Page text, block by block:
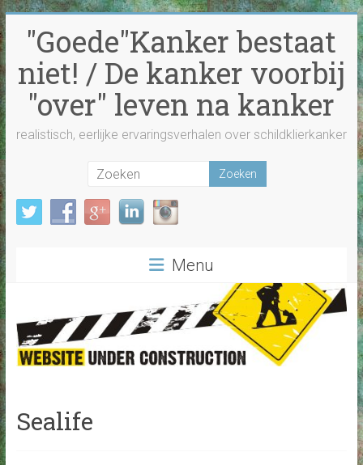
Ga
naar
inhoud"Goede"Kanker bestaat
niet! / De kanker voorbij
"over" leven na kanker
realistisch, eerlijke ervaringsverhalen over schildklierkanker
Menu
Sealife